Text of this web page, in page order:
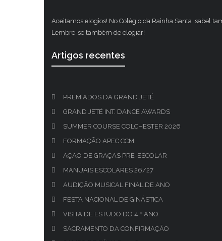
Aceitamos elogios! No Colégio da Rainha Santa Isabel
Lembre-se também de elogiar!
Artigos recentes
PREMIADOS DA GRAND JETÉ
GRAND JETÉ INT. DANCE AWARDS
SUMMER COURSE COLCHESTER 2026
FORMAÇÃO APEC CCM
AÇÃO DE GRAÇAS PRÉ-ESCOLAR
MANUAIS ESCOLARES 26/27
AUDIÇÃO MUSICAL FINAL DE ANO
FESTA NACIONAL DE GINÁSTICA
VISITA DE ESTUDO DO 4.º ANO
SACRAMENTO DA CONFIRMAÇÃO